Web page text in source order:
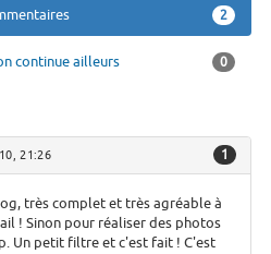
2
continue ailleurs 0
21:26 1
très complet et très agréable à
! Sinon pour réaliser des photos
Un petit filtre et c'est fait ! C'est